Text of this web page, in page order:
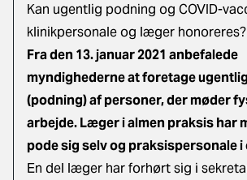
Kan ugentlig podning og COVID-
klinikpersonale og læger honoreres?
Fra den 13. januar 2021 anbefalede
myndighederne at foretage
(podning) af personer, der møder
arbejde. Læger i almen praksis har
pode sig selv og praksispersonale i
En del læger har forhørt sig i